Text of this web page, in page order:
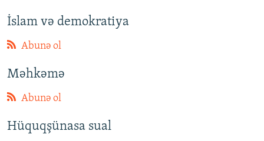
İslam və demokratiya
Abunə ol
Məhkəmə
Abunə ol
Hüquqşünasa sual